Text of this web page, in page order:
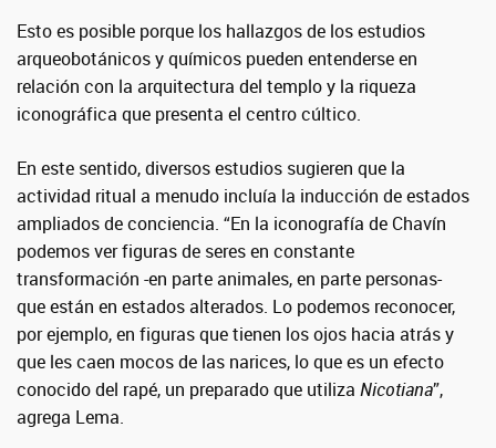
Esto es posible porque los hallazgos de los estudios
arqueobotánicos y químicos pueden entenderse en
relación con la arquitectura del templo y la riqueza
iconográfica que presenta el centro cúltico.
En este sentido, diversos estudios sugieren que la
actividad ritual a menudo incluía la inducción de estados
ampliados de conciencia. “En la iconografía de Chavín
podemos ver figuras de seres en constante
transformación -en parte animales, en parte personas-
que están en estados alterados. Lo podemos reconocer,
por ejemplo, en figuras que tienen los ojos hacia atrás y
que les caen mocos de las narices, lo que es un efecto
conocido del rapé, un preparado que utiliza Nicotiana”,
agrega Lema.